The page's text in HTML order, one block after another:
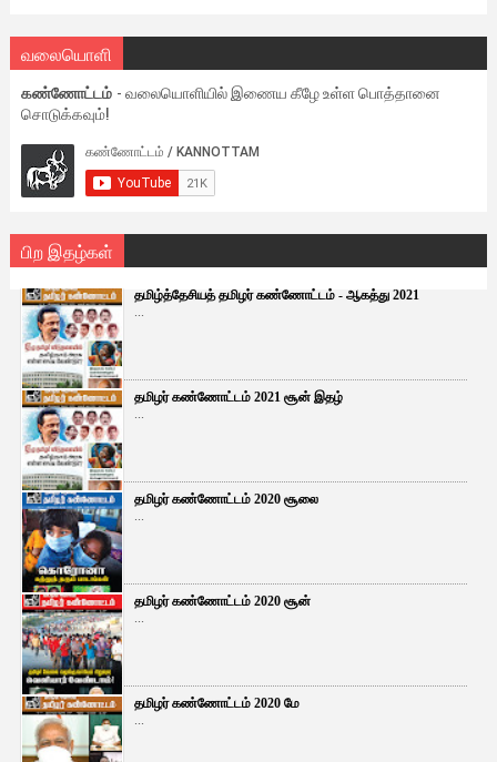
வலையொளி
கண்ணோட்டம் - வலையொளியில் இணைய கீழே உள்ள பொத்தானை
சொடுக்கவும்!
பிற இதழ்கள்
தமிழ்த்தேசியத் தமிழர் கண்ணோட்டம் - ஆகத்து 2021
...
தமிழர் கண்ணோட்டம் 2021 சூன் இதழ்
...
தமிழர் கண்ணோட்டம் 2020 சூலை
...
தமிழர் கண்ணோட்டம் 2020 சூன்
...
தமிழர் கண்ணோட்டம் 2020 மே
...